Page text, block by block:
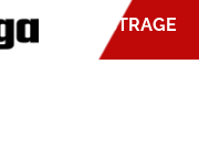
ISTRAGE